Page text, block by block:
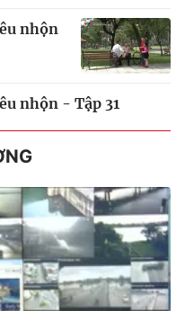
nhộn
nhộn - Tập 31